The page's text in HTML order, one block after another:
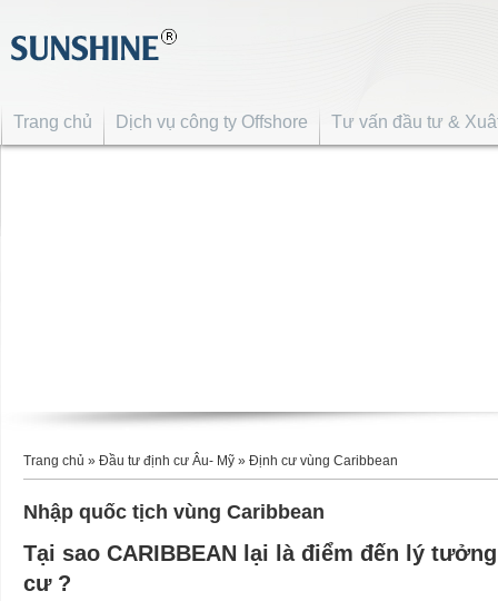
Trang chủ Dịch vụ công ty Offshore Tư vấn đầu tư &
Trang chủ » Đầu tư định cư Âu- Mỹ » Định cư vùng Caribbean
Nhập quốc tịch vùng Caribbean
Tại sao CARIBBEAN lại là điểm đến lý
cư ?